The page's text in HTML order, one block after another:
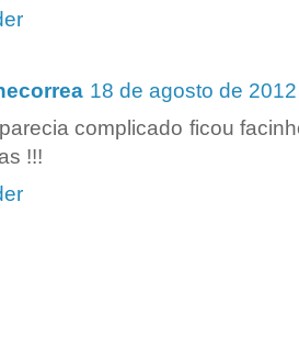
18 de agosto de
complicado ficou
!!!